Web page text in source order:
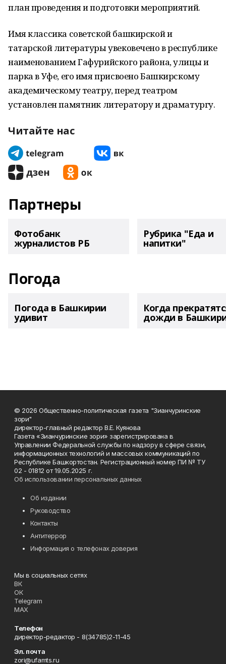
план проведения и подготовки мероприятий.
Имя классика советской башкирской и
татарской литературы увековечено в республике
наименованием Гафурийского района, улицы и
парка в Уфе, его имя присвоено Башкирскому
академическому театру, перед театром
установлен памятник литератору и драматургу.
Читайте нас
Партнеры
Фотобанк
журналистов РБ
Рубрика "Еда и
напитки"
Погода
Погода в Башкирии
удивит
Когда
дожди в
© 2026 Общественно-политическая газета "Зианчуринские
зори"
директор-главный редактор В.Е. Куянова
Газета «Зианчуринские зори» зарегистрирована в
Управлении Федеральной службы по надзору в сфере связи,
информационных технологий и массовых коммуникаций по
Республике Башкортостан. Регистрационный номер ПИ № ТУ
02 - 01812 от 19.05.2025 г.
Об использовании персональных данных
Об издании
Руководство
Контакты
Антитеррор
Информация о телефонах доверия
Мы в социальных сетях
ВК
ОК
Telegram
MAX
Телефон
директор-редактор - 8(34785)2-11-45
Эл. почта
zori@ufamts.ru